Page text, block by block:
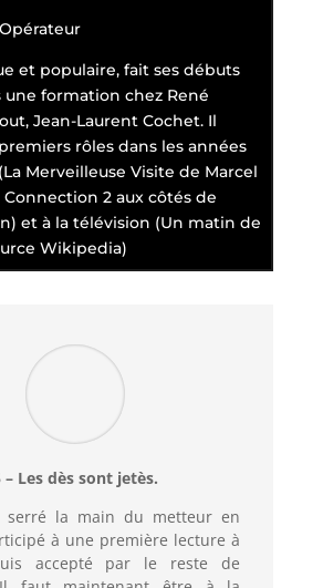
et populaire, fait ses débuts
une formation chez René
Jean-Laurent Cochet. Il
rôles dans les années
Merveilleuse Visite de Marcel
2 aux côtés de
et à la télévision (Un matin de
Wikipedia)
Les dès sont jetès.
serré la main du metteur en
à une première lecture à
accepté par le reste de